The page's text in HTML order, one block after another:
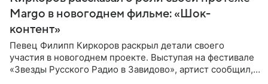
Margo в новогоднем фильме: «Шок-
контент»
Певец Филипп Киркоров раскрыл детали своего
участия в новогоднем проекте. Выступая на фестивале
«Звезды Русского Радио в Завидово», артист сообщил,